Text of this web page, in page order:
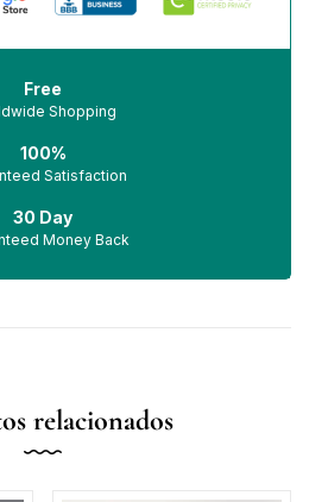
Free
Shopping
100%
Satisfaction
30 Day
Money Back
relacionados